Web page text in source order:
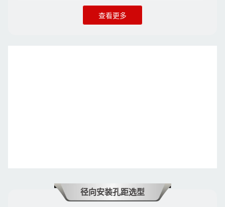
查看更多
径向安装孔距选型